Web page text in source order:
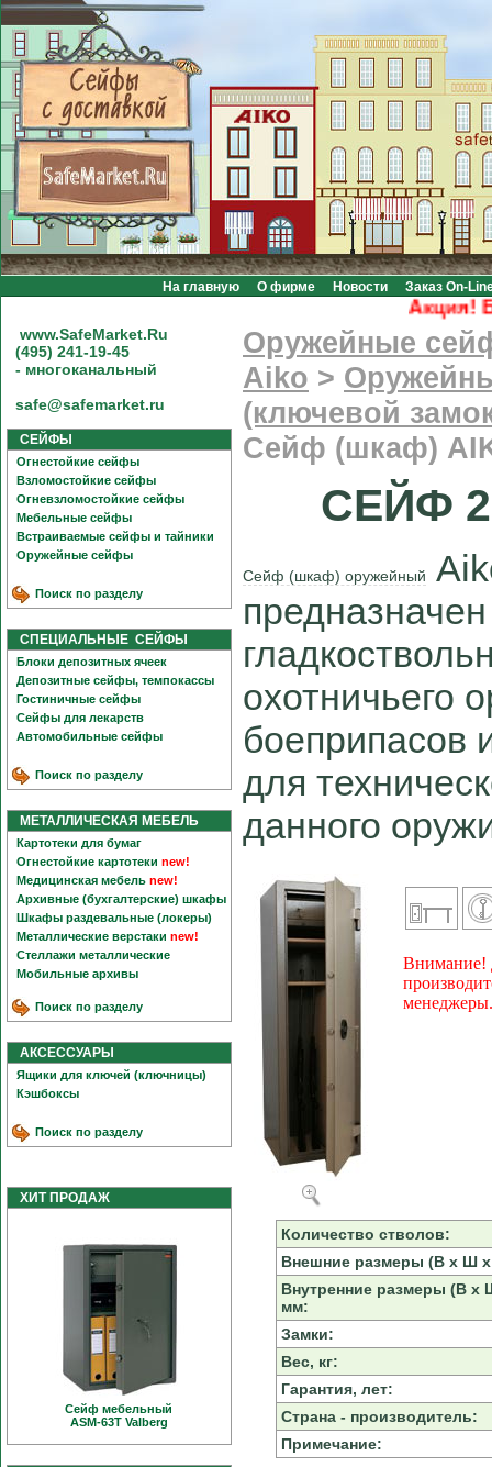
На главную О фирме Новости Заказ On-
Акция!
www.SafeMarket.Ru
(495) 241-19-45
- многоканальный
safe@safemarket.ru
СЕЙФЫ
Огнестойкие сейфы
Взломостойкие сейфы
Огневзломостойкие сейфы
Мебельные сейфы
Встраиваемые сейфы и тайники
Оружейные сейфы
Поиск по разделу
СПЕЦИАЛЬНЫЕ СЕЙФЫ
Блоки депозитных ячеек
Депозитные сейфы, темпокассы
Гостиничные сейфы
Сейфы для лекарств
Автомобильные сейфы
Поиск по разделу
МЕТАЛЛИЧЕСКАЯ МЕБЕЛЬ
Картотеки для бумаг
Огнестойкие картотеки new!
Медицинская мебель new!
Архивные (бухгалтерские) шкафы
Шкафы раздевальные (локеры)
Металлические верстаки new!
Стеллажи металлические
Мобильные архивы
Поиск по разделу
АКСЕССУАРЫ
Ящики для ключей (ключницы)
Кэшбоксы
Поиск по разделу
ХИТ ПРОДАЖ
Сейф мебельный
ASM-63T Valberg
Оружейные
Aiko >
(ключевой
Сейф (шкаф)
СЕЙФ
Сейф (шкаф) оружейный
охотничьего
боеприпасов
для
данного
Внимание!
Количество стволов:
Внешние размеры (В х Ш
Внутренние размеры (В х
мм:
Замки:
Вес, кг:
Гарантия, лет:
Страна - производитель:
Примечание: